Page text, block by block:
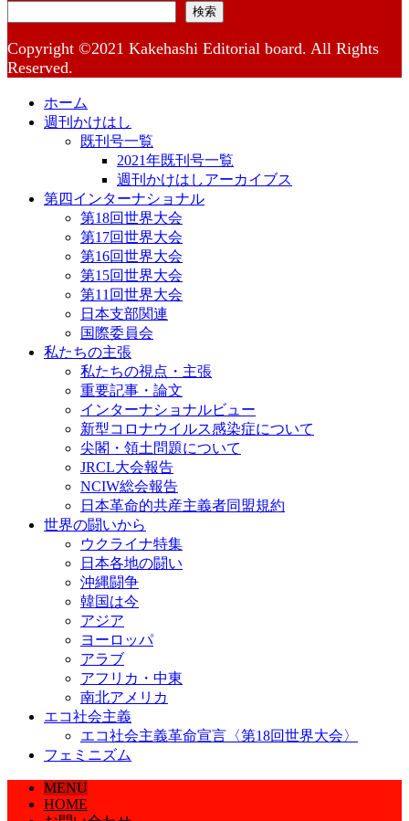
検索
Copyright ©2021 Kakehashi Editorial board. All Rights
Reserved.
ホーム
週刊かけはし
既刊号一覧
2021年既刊号一覧
週刊かけはしアーカイブス
第四インターナショナル
第18回世界大会
第17回世界大会
第16回世界大会
第15回世界大会
第11回世界大会
日本支部関連
国際委員会
私たちの主張
私たちの視点・主張
重要記事・論文
インターナショナルビュー
新型コロナウイルス感染症について
尖閣・領土問題について
JRCL大会報告
NCIW総会報告
日本革命的共産主義者同盟規約
世界の闘いから
ウクライナ特集
日本各地の闘い
沖縄闘争
韓国は今
アジア
ヨーロッパ
アラブ
アフリカ・中東
南北アメリカ
エコ社会主義
エコ社会主義革命宣言〈第18回世界大会〉
フェミニズム
MENU
HOME